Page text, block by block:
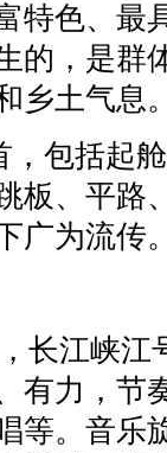
特色、最
的，是群
乡土气息
，包括起
板、平路
广为流传
长江峡江
有力，节
等。音乐